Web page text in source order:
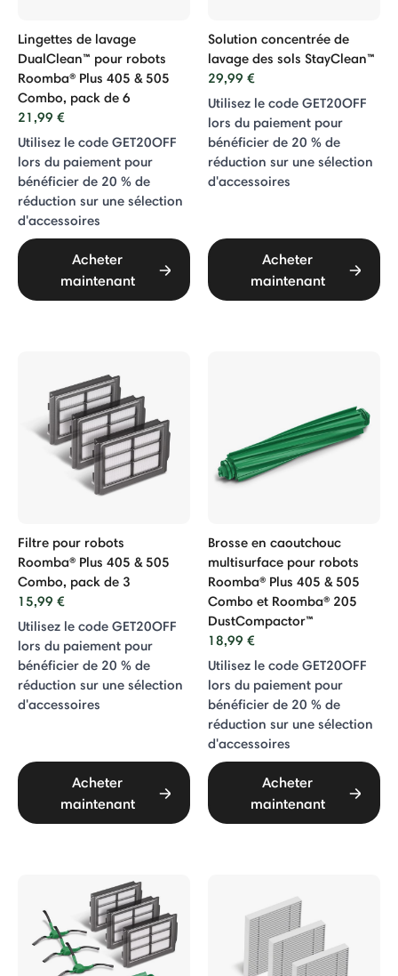
Lingettes de lavage
DualClean™ pour robots
Roomba® Plus 405 & 505
Combo, pack de 6
21,99 €
Utilisez le code GET20OFF
lors du paiement pour
bénéficier de 20 % de
réduction sur une sélection
d'accessoires
Acheter
maintenant
Solution concentrée de
lavage des sols StayClean™
29,99 €
Utilisez le code GET20OFF
lors du paiement pour
bénéficier de 20 % de
réduction sur une sélection
d'accessoires
Acheter
maintenant
Filtre pour robots
Roomba® Plus 405 & 505
Combo, pack de 3
15,99 €
Utilisez le code GET20OFF
lors du paiement pour
bénéficier de 20 % de
réduction sur une sélection
d'accessoires
Acheter
maintenant
Brosse en caoutchouc
multisurface pour robots
Roomba® Plus 405 & 505
Combo et Roomba® 205
DustCompactor™
18,99 €
Utilisez le code GET20OFF
lors du paiement pour
bénéficier de 20 % de
réduction sur une sélection
d'accessoires
Acheter
maintenant